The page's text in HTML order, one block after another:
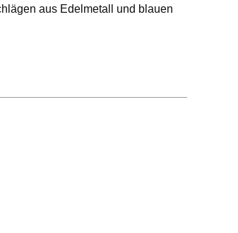
aus Edelmetall und blauen